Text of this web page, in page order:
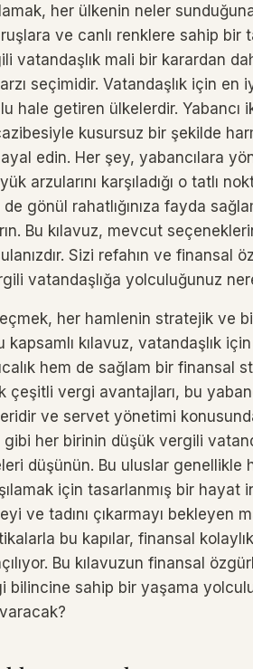
her ülkenin neler sunduğuna
ve canlı renklere sahip bir
vatandaşlık mali bir karardan
seçimidir. Vatandaşlık için en
hale getiren ülkelerdir. Yabancı
kusursuz bir şekilde
edin. Her şey, yabancılara
arzularını karşıladığı o tatlı
gönül rahatlığınıza fayda
Bu kılavuz, mevcut
Sizi refahın ve finansal
vatandaşlığa yolculuğunuz
her hamlenin stratejik ve
kılavuz, vatandaşlık
hem de sağlam bir finansal
çeşitli vergi avantajları, bu
ve servet yönetimi
her birinin düşük vergili
düşünün. Bu uluslar genellikle
için tasarlanmış bir hayat
ve tadını çıkarmayı bekleyen
bu kapılar, finansal
Bu kılavuzun finansal
bilincine sahip bir yaşama